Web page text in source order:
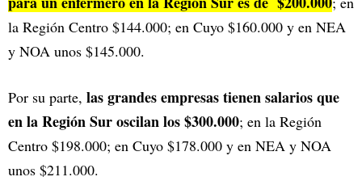
la Región Centro $144.000; en Cuyo $160.000 y en NEA
y NOA unos $145.000.
Por su parte, las grandes empresas tienen salarios que
en la Región Sur oscilan los $300.000; en la Región
Centro $198.000; en Cuyo $178.000 y en NEA y NOA
unos $211.000.